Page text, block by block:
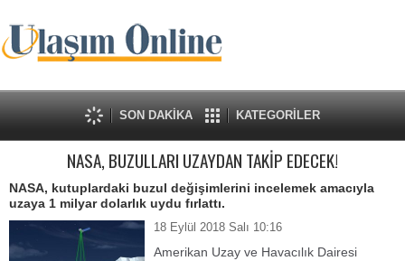
SON DAKİKA KATEGORİLER
NASA, BUZULLARI UZAYDAN TAKİP EDECEK!
NASA, kutuplardaki buzul değişimlerini incelemek amacıyla
uzaya 1 milyar dolarlık uydu fırlattı.
18 Eylül 2018 Salı 10:16
Amerikan Uzay ve Havacılık Dairesi